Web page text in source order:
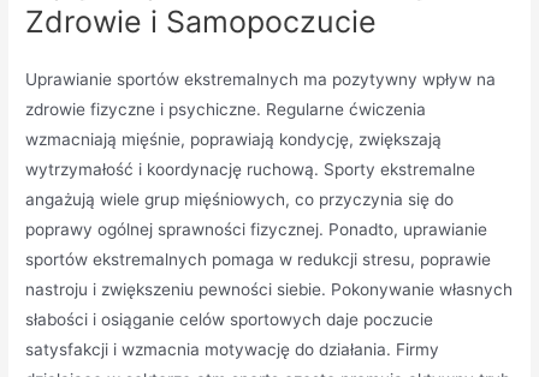
Zdrowie i Samopoczucie
Uprawianie sportów ekstremalnych ma pozytywny wpływ na
zdrowie fizyczne i psychiczne. Regularne ćwiczenia
wzmacniają mięśnie, poprawiają kondycję, zwiększają
wytrzymałość i koordynację ruchową. Sporty ekstremalne
angażują wiele grup mięśniowych, co przyczynia się do
poprawy ogólnej sprawności fizycznej. Ponadto, uprawianie
sportów ekstremalnych pomaga w redukcji stresu, poprawie
nastroju i zwiększeniu pewności siebie. Pokonywanie własnych
słabości i osiąganie celów sportowych daje poczucie
satysfakcji i wzmacnia motywację do działania. Firmy